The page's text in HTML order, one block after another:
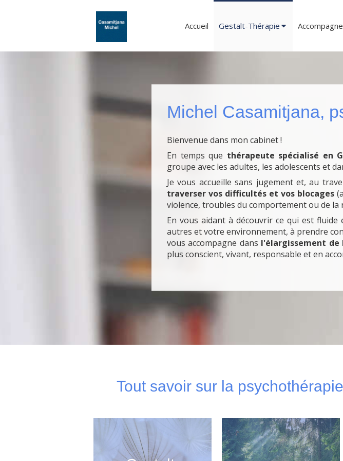
Accueil Gestalt-Thérapie
Michel Casamitjana,
Bienvenue dans mon cabinet !
En temps que thérapeute spécialisé en
groupe avec les adultes, les adolescents et
Je vous accueille sans jugement et, au
traverser vos difficultés et vos blocages
violence, troubles du comportement ou de la
En vous aidant à découvrir ce qui est
autres et votre environnement, à prendre
vous accompagne dans l'élargissement de
plus conscient, vivant, responsable et en
Tout savoir sur la
La psychothérapie de
Pourquoi et comment